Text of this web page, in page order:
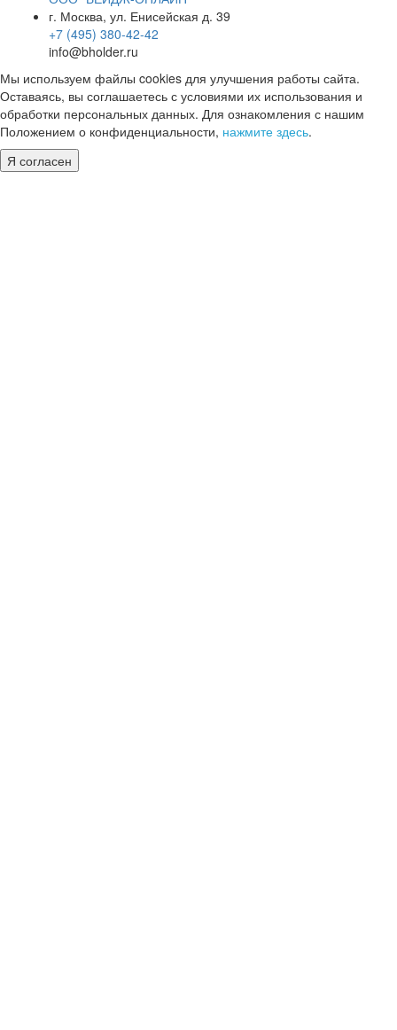
г. Москва, ул. Енисейская д. 39
+7 (495) 380-42-42
info@bholder.ru
Мы используем файлы cookies для улучшения работы сайта.
Оставаясь, вы соглашаетесь с условиями их использования и
обработки персональных данных. Для ознакомления с нашим
Положением о конфиденциальности, нажмите здесь.
Я согласен